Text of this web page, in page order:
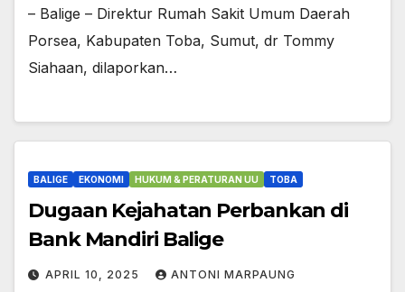
– Balige – Direktur Rumah Sakit Umum Daerah
Porsea, Kabupaten Toba, Sumut, dr Tommy
Siahaan, dilaporkan…
BALIGE EKONOMI HUKUM & PERATURAN UU TOBA
Dugaan Kejahatan Perbankan di
Bank Mandiri Balige
APRIL 10, 2025 ANTONI MARPAUNG